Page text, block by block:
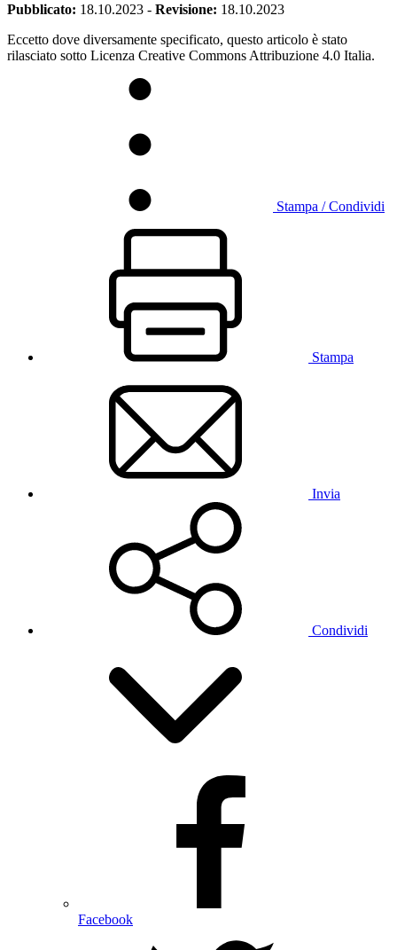
Pubblicato: 18.10.2023 - Revisione: 18.10.2023
Eccetto dove diversamente specificato, questo articolo è stato
rilasciato sotto Licenza Creative Commons Attribuzione 4.0 Italia.
Stampa / Condividi
Stampa
Invia
Condividi
Facebook